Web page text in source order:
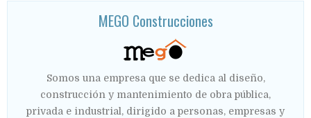
MEGO Construcciones
Somos una empresa que se dedica al diseño,
construcción y mantenimiento de obra pública,
privada e industrial, dirigido a personas, empresas y